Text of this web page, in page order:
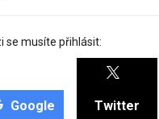
se musíte přihlásit:
Google Twitter